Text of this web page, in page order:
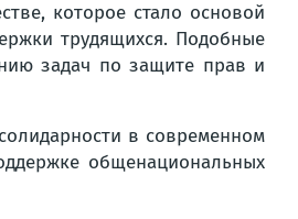
которое стало основой
трудящихся. Подобные
задач по защите прав и
в современном
общенациональных